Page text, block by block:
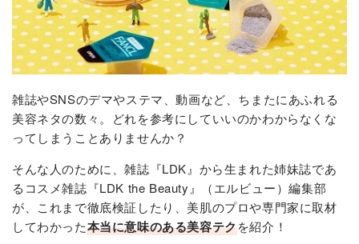
雑誌やSNSのデマやステマ、動画など、ちまたにあふれる
美容ネタの数々。どれを参考にしていいのかわからなくな
ってしまうことありませんか？
そんな人のために、雑誌『LDK』から生まれた姉妹誌であ
るコスメ雑誌『LDK the Beauty』（エルビュー）編集部
が、これまで徹底検証したり、美肌のプロや専門家に取材
してわかった本当に意味のある美容テクを紹介！